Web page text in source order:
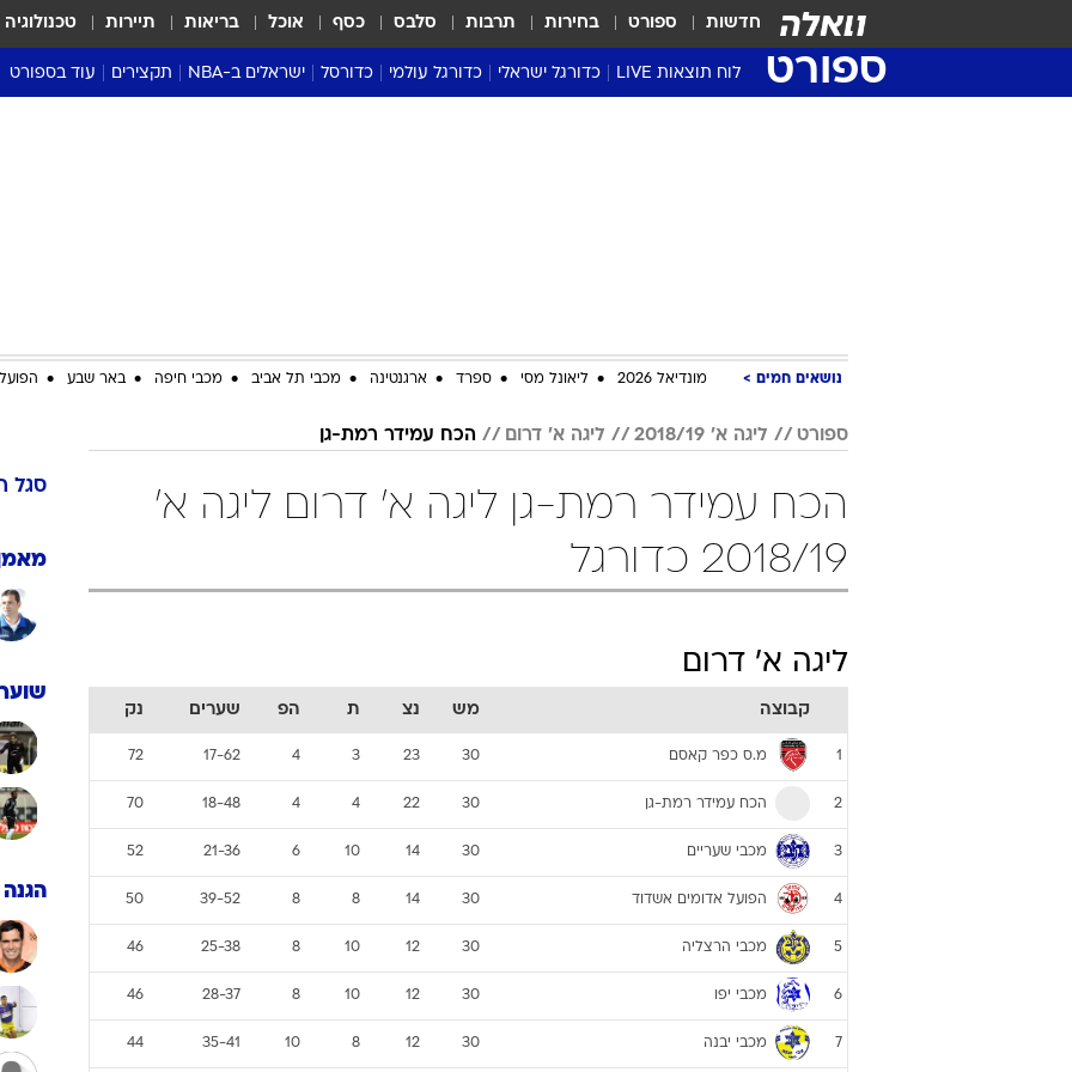
חדשות ספורט בחירות תרבות סלבס כסף אוכל בריאות תיירות טכנולוגיה
ספורט לוח תוצאות LIVE כדורגל ישראלי
ליגה א'
כדורגל עולמי
דרום אמריקה
כדורסל ישראלים ב-NBA תקצירים עוד בספורט
סערה
ספורט
החידה של
כתבו לנו
נושאים חמים מונדיאל 2026 ליאונל מסי ספרד ארגנטינה מכבי תל אביב מכבי חיפה באר שבע
ספורט ליגה א' 2018/19 ליגה א' דרום הכח עמידר רמת-גן
הכח עמידר רמת-גן ליגה א' דרום ליגה א'
2018/19 כדורגל
ליגה א' דרום
קבוצה מש נצ ת הפ שערים נק
1 מ.ס כפר קאסם 30
23
3
4
17-62
72
2 הכח עמידר רמת-גן 30
22
4
4
18-48
70
3 מכבי שעריים 30
14
10
6
21-36
52
4 הפועל אדומים אשדוד 30
14
8
8
39-52
50
5 מכבי הרצליה 30
12
10
8
25-38
46
6 מכבי יפו 30
12
10
8
28-37
46
7 מכבי יבנה 30
12
8
10
35-41
44
סגל
מאמן
הגנה